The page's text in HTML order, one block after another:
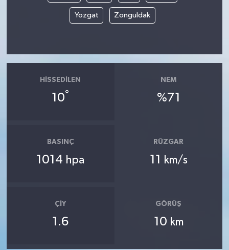
Yozgat Zonguldak
HISSEDILEN
10°
NEM
%71
BASINÇ
1014 hpa
RÜZGAR
11 km/s
ÇIY
1.6
GÖRÜŞ
10 km